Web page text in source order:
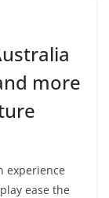
more
experience
ease the